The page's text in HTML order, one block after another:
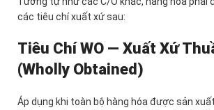
các tiêu chí xuất xứ sau:
Tiêu Chí WO — Xuất Xứ
(Wholly Obtained)
Áp dụng khi toàn bộ hàng hóa được sản